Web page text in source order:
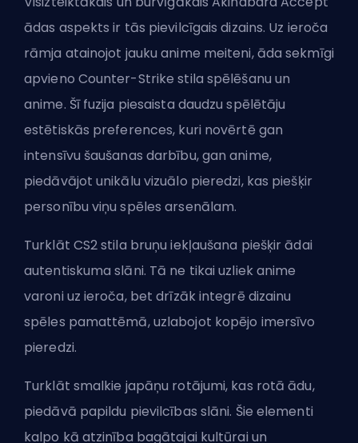
ādas aspekts ir tās pievilcīgais dizains. Uz ieroča
rāmja atainojot jauku anime meiteni, āda sekmīgi
apvieno Counter-Strike stila spēlēšanu un
anime. Šī fuzija piesaista daudzu spēlētāju
estētiskās preferences, kuri novērtē gan
intensīvu šaušanas darbību, gan anime,
piedāvājot unikālu vizuālo pieredzi, kas piešķir
personību viņu spēles arsenālam.
Turklāt CS2 stila bruņu iekļaušana piešķir ādai
autentiskuma slāni. Tā ne tikai uzliek anime
varoni uz ieroča, bet drīzāk integrē dizainu
spēles pamattēmā, uzlabojot kopējo imersīvo
pieredzi.
Turklāt smalkie japāņu rotājumi, kas rotā ādu,
piedāvā papildu pievilcības slāni. Šie elementi
kalpo kā atzinība bagātajai kultūrai un